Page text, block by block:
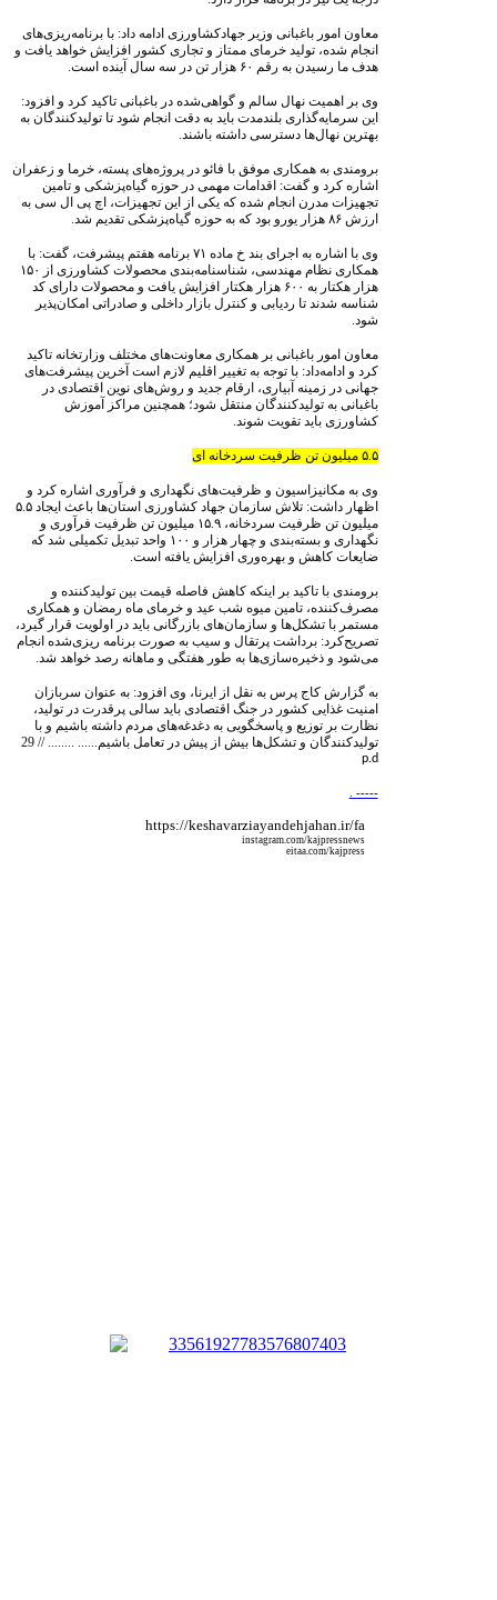
معاون امور باغبانی وزیر جهادکشاورزی ادامه داد: با برنامه‌ریزی‌های
انجام شده، تولید خرمای ممتاز و تجاری کشور افزایش خواهد یافت و
هدف ما رسیدن به رقم ۶۰ هزار تن در سه سال آینده است.
وی بر اهمیت نهال سالم و گواهی‌شده در باغبانی تاکید کرد و افزود:
این سرمایه‌گذاری بلندمدت باید به دقت انجام شود تا تولیدکنندگان به
بهترین نهال‌ها دسترسی داشته باشند.
برومندی به همکاری موفق با فائو در پروژه‌های پسته، خرما و زعفران
اشاره کرد و گفت: اقدامات مهمی در حوزه گیاه‌پزشکی و تامین
تجهیزات مدرن انجام شده که یکی از این تجهیزات، اچ پی ال سی به
ارزش ۸۶ هزار یورو بود که به حوزه گیاه‌پزشکی تقدیم شد.
وی با اشاره به اجرای بند خ ماده ۷۱ برنامه هفتم پیشرفت، گفت: با
همکاری نظام مهندسی، شناسنامه‌بندی محصولات کشاورزی از ۱۵۰
هزار هکتار به ۶۰۰ هزار هکتار افزایش یافت و محصولات دارای کد
شناسه شدند تا ردیابی و کنترل بازار داخلی و صادراتی امکان‌پذیر
شود.
معاون امور باغبانی بر همکاری معاونت‌های مختلف وزارتخانه تاکید
کرد و ادامه‌داد: با توجه به تغییر اقلیم لازم است آخرین پیشرفت‌‌های
جهانی در زمینه آبیاری، ارقام جدید و روش‌های نوین اقتصادی در
باغبانی به تولیدکنندگان منتقل شود؛ همچنین مراکز آموزش
کشاورزی باید تقویت شوند.
۵.۵ میلیون تن ظرفیت سردخانه ای
وی به مکانیزاسیون و ظرفیت‌های نگهداری و فرآوری اشاره کرد و
اظهار داشت: تلاش سازمان‌ جهاد کشاورزی استان‌ها باعث ایجاد ۵.۵
میلیون تن ظرفیت سردخانه، ۱۵.۹ میلیون تن ظرفیت فرآوری و
نگهداری و بسته‌بندی و چهار هزار و ۱۰۰ واحد تبدیل تکمیلی شد که
ضایعات کاهش و بهره‌وری افزایش یافته است.
برومندی با تاکید بر اینکه کاهش فاصله قیمت بین تولیدکننده و
مصرف‌کننده، تامین میوه شب عید و خرمای ماه رمضان و همکاری
مستمر با تشکل‌ها و سازمان‌های بازرگانی باید در اولویت قرار گیرد،
تصریح‌کرد: برداشت پرتقال و سیب به صورت برنامه‌ ریزی‌شده انجام
می‌شود و ذخیره‌سازی‌ها به طور هفتگی و ماهانه رصد خواهد شد.
به گزارش کاج پرس به نقل از ایرنا، وی افزود: به عنوان سربازان
امنیت غذایی کشور در جنگ اقتصادی باید سالی پرقدرت در تولید،
نظارت بر توزیع و پاسخگویی به دغدغه‌های مردم داشته باشیم و با
تولیدکنندگان و تشکل‌ها بیش از پیش در تعامل باشیم...... ........ // 29
p.d
. -----
https://keshavarziayandehjahan.ir/fa
instagram.com/kajpressnews
eitaa.com/kajpress